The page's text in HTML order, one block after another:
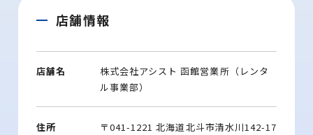
店舗情報
店舗名
株式会社アシスト 函館営業所（レンタ
ル事業部）
住所 〒041-1221 北海道北斗市清水川142-17